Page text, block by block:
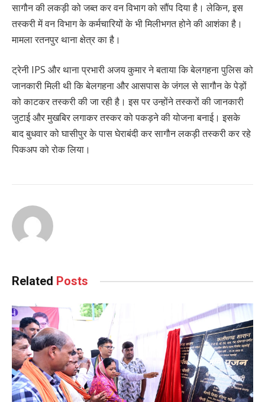
सागौन की लकड़ी को जब्त कर वन विभाग को सौंप दिया है। लेकिन, इस
तस्करी में वन विभाग के कर्मचारियों के भी मिलीभगत होने की आशंका है।
मामला रतनपुर थाना क्षेत्र का है।
ट्रेनी IPS और थाना प्रभारी अजय कुमार ने बताया कि बेलगहना पुलिस को
जानकारी मिली थी कि बेलगहना और आसपास के जंगल से सागौन के पेड़ों
को काटकर तस्करी की जा रही है। इस पर उन्होंने तस्करों की जानकारी
जुटाई और मुखबिर लगाकर तस्कर को पकड़ने की योजना बनाई। इसके
बाद बुधवार को घासीपुर के पास घेराबंदी कर सागौन लकड़ी तस्करी कर रहे
पिकअप को रोक लिया।
Related Posts